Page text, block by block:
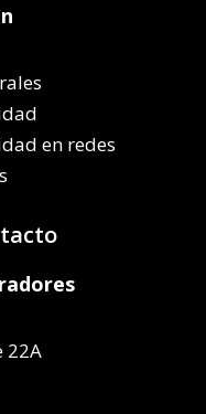
en redes
22A